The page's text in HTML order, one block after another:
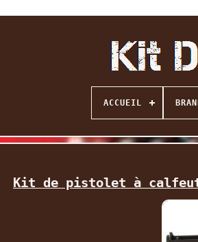
ACCUEIL
Kit de pistolet à